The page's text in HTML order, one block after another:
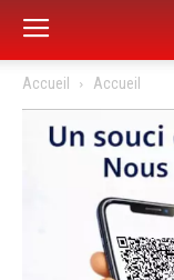
Accueil Accueil